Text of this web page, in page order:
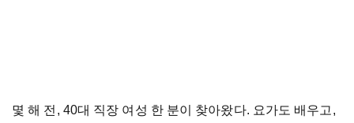
몇 해 전, 40대 직장 여성 한 분이 찾아왔다. 요가도 배우고,